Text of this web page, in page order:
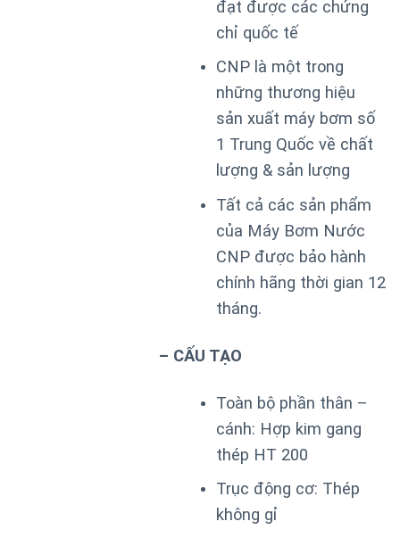
đạt được các chứng
chỉ quốc tế
CNP là một trong
những thương hiệu
sản xuất máy bơm số
1 Trung Quốc về chất
lượng & sản lượng
Tất cả các sản phẩm
của Máy Bơm Nước
CNP được bảo hành
chính hãng thời gian 12
tháng.
– CẤU TẠO
Toàn bộ phần thân –
cánh: Hợp kim gang
thép HT 200
Trục động cơ: Thép
không gỉ